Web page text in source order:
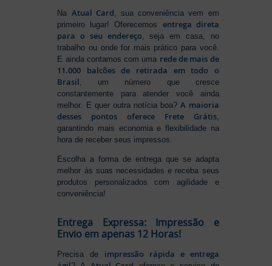
Na Atual Card , sua conveniência vem em
primeiro lugar! Oferecemos entrega direta
para o seu endereço , seja em casa, no
trabalho ou onde for mais prático para você.
E ainda contamos com uma rede de mais de
11.000 balcões de retirada em todo o
Brasil , um número que cresce
constantemente para atender você ainda
melhor. E quer outra notícia boa?A maioria
desses pontos oferece Frete Grátis,
garantindo mais economia e flexibilidade na
hora de receber seus impressos.
Escolha a forma de entrega que se adapta
melhor às suas necessidades e receba seus
produtos personalizados com agilidade e
conveniência!
Entrega Expressa: Impressão e
Envio em apenas 12 Horas!
Precisa de impressão rápida e entrega